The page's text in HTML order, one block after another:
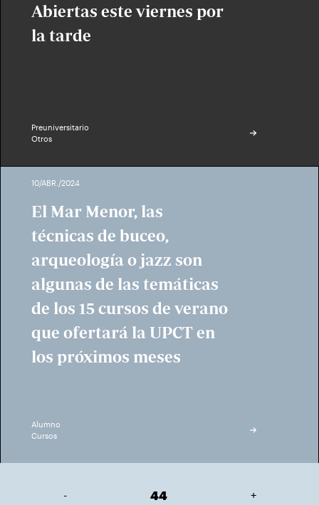
Abiertas este viernes por
la tarde
Preuniversitario
Otros
10/ABR./2024
El Mar Menor, las
técnicas de buceo,
arqueología o jazz son
algunas de las temáticas
de los 15 cursos de verano
que ofertará la UPCT en
los próximos meses
Alumno
Cursos
- 44 +